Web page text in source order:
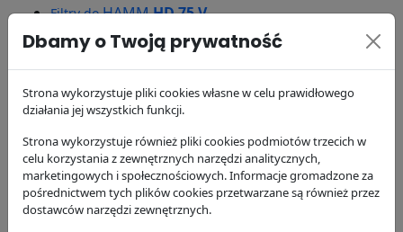
Filtry doHAMMHD 75 V
Filtry doHAMMHD+ 80i
Filtry do HAMM HD 85 (K)
Filtry doHAMMHD 90 (K)
Filtry do HAMMHD 110
Filtry doHAMMHD 120 (VV/VO) H184
Filtry doHAMMHD 130
Filtry doHAMMHD 140 (VV/VO) H184
Filtry doHAMMHD 150 TT
Dbamy o Twoją prywatność
Strona wykorzystuje pliki cookies własne w celu prawidłowego
działania jej wszystkich funkcji.
Strona wykorzystuje również pliki cookies podmiotów trzecich w
celu korzystania z zewnętrznych narzędzi analitycznych,
marketingowych i społecznościowych. Informacje gromadzone za
pośrednictwem tych plików cookies przetwarzane są również przez
dostawców narzędzi zewnętrznych.